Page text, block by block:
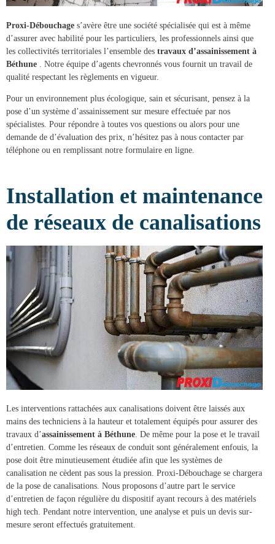
Proxi-Débouchage s’avère être une société spécialisée qui est à même
d’assurer avec habilité pour les particuliers, les professionnels ainsi que
les collectivités territoriales l’ensemble des travaux d’assainissement à
Béthune
. Notre équipe d’agents chevronnés vous fournit un travail de
qualité respectant les règlements en vigueur.
Pour un environnement plus écologique, sain et sécurisant, pensez à la
pose d’un système d’assainissement sur mesure effectuée par nos
spécialistes. Pour répondre à toutes vos questions ou alors pour une
demande de d’évaluation des prix, n’hésitez pas à nous contacter par
téléphone ou en remplissant notre formulaire en ligne.
Installation et maintenance
de réseaux de canalisations
Les interventions rattachées aux canalisations doivent être laissés aux
mains des techniciens à la hauteur et totalement équipés pour assurer des
travaux d’assainissement à Béthune. De même pour la pose et le travail
d’entretien. Comme les réseaux de conduit sont généralement enfouis, la
pose doit être minutieusement étudiée afin que les systèmes de
canalisation ne cèdent pas sous la pression. Proxi-Débouchage se chargera
de la pose de canalisations. Nous proposons d’autre part le service
d’entretien de façon régulière du dispositif ayant recours à des matériels
high tech. Pendant notre intervention, une analyse et puis un devis sur-
mesure seront effectués gratuitement.